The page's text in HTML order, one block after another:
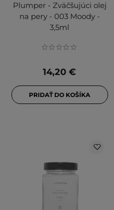
Plumper - Zväčšujúci olej
na pery - 003 Moody -
3,5ml
14,20 €
PRIDAŤ DO KOŠÍKA